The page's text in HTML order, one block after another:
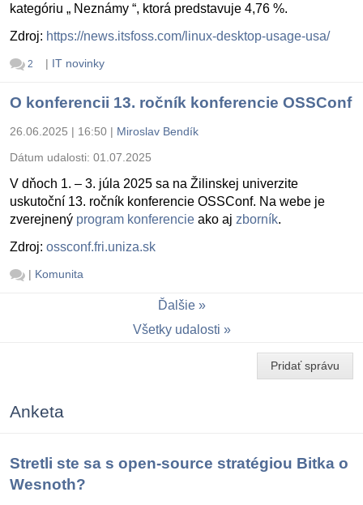
kategóriu „ Neznámy “, ktorá predstavuje 4,76 %.
Zdroj: https://news.itsfoss.com/linux-desktop-usage-usa/
2 | IT novinky
O konferencii 13. ročník konferencie OSSConf
26.06.2025 | 16:50 | Miroslav Bendík
Dátum udalosti: 01.07.2025
V dňoch 1. – 3. júla 2025 sa na Žilinskej univerzite
uskutoční 13. ročník konferencie OSSConf. Na webe je
zverejnený program konferencie ako aj zborník.
Zdroj: ossconf.fri.uniza.sk
| Komunita
Ďalšie
Všetky udalosti
Pridať správu
Anketa
Stretli ste sa s open-source stratégiou Bitka o
Wesnoth?